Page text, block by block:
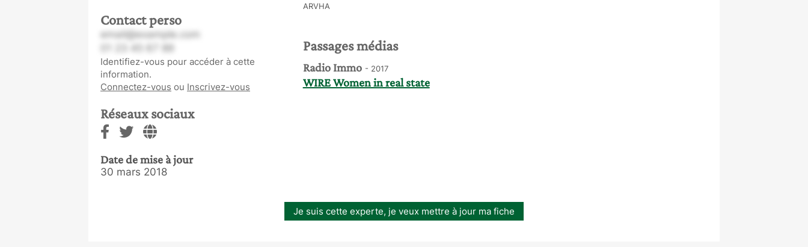
Contact perso
email@example.com
Identifiez-vous pour accéder à cette
information.
Connectez-vous ou Inscrivez-vous
Réseaux sociaux
Date de mise à jour
30 mars 2018
ARVHA
Passages médias
Radio Immo - 2017
WIRE Women in real state
Je suis cette experte, je veux mettre à jour ma fiche